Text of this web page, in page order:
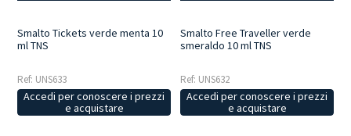
Smalto Tickets verde menta 10
ml TNS
Ref: UNS633
Accedi per conoscere i prezzi
e acquistare
Smalto Free Traveller verde
smeraldo 10 ml TNS
Ref: UNS632
Accedi per conoscere i prezzi
e acquistare